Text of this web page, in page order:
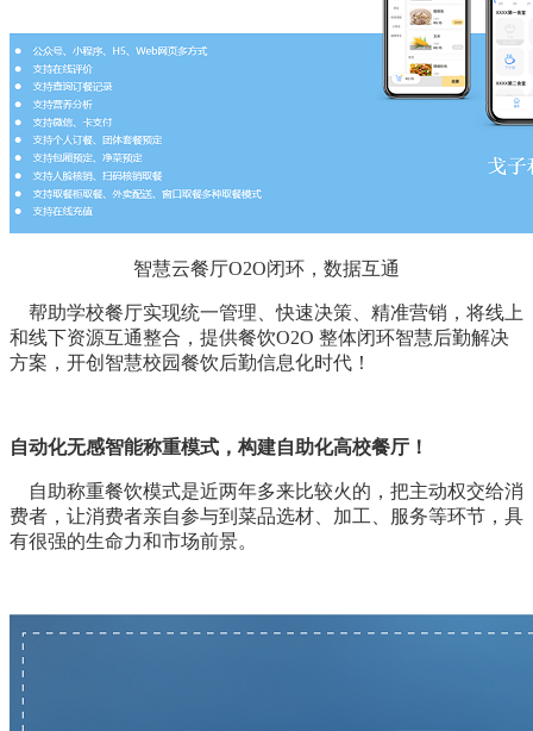
智慧云餐厅O2O闭环，数据互通
帮助学校餐厅实现统一管理、快速决策、精准营销，将线上
和线下资源互通整合，提供餐饮O2O 整体闭环智慧后勤解决
方案，开创智慧校园餐饮后勤信息化时代！
自动化无感智能称重模式，构建自助化高校餐厅！
自助称重餐饮模式是近两年多来比较火的，把主动权交给消
费者，让消费者亲自参与到菜品选材、加工、服务等环节，具
有很强的生命力和市场前景。